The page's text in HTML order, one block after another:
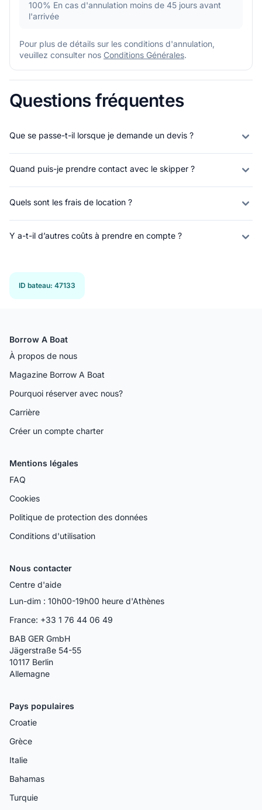
100% En cas d'annulation moins de 45 jours avant
l'arrivée
Pour plus de détails sur les conditions d'annulation,
veuillez consulter nos Conditions Générales.
Questions fréquentes
Que se passe-t-il lorsque je demande un devis ?
Quand puis-je prendre contact avec le skipper ?
Quels sont les frais de location ?
Y a-t-il d’autres coûts à prendre en compte ?
ID bateau: 47133
Borrow A Boat
À propos de nous
Magazine Borrow A Boat
Pourquoi réserver avec nous?
Carrière
Créer un compte charter
Mentions légales
FAQ
Cookies
Politique de protection des données
Conditions d'utilisation
Nous contacter
Centre d'aide
Lun-dim : 10h00-19h00 heure d'Athènes
France: +33 1 76 44 06 49
BAB GER GmbH
Jägerstraße 54-55
10117 Berlin
Allemagne
Pays populaires
Croatie
Grèce
Italie
Bahamas
Turquie